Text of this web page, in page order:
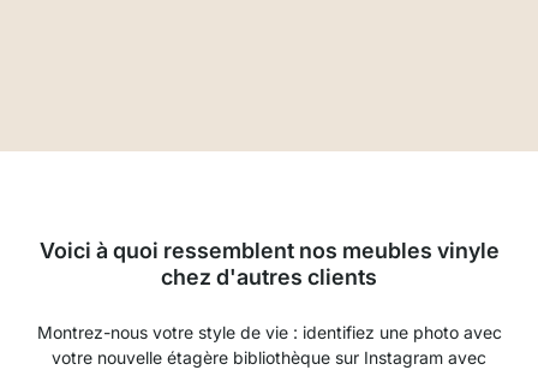
Voici à quoi ressemblent nos meubles vinyle
chez d'autres clients
Montrez-nous votre style de vie : identifiez une photo avec
votre nouvelle étagère bibliothèque sur Instagram avec